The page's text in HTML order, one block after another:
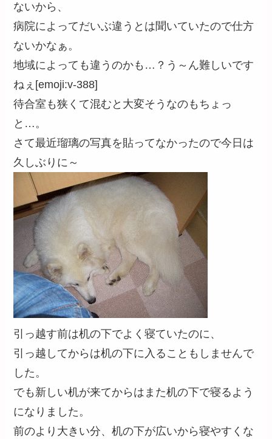
ないから、
病院によってだいぶ違うとは聞いていたので仕方
ないかなぁ。
地域によっても違うのかも…？う～ん難しいです
ねぇ[emoji:v-388]
待合室も狭くて混むと大変そうなのもちょっ
と…。
さて最近瑠璃の写真を貼ってなかったので今日は
久しぶりに～
引っ越す前は机の下でよく寝ていたのに、
引っ越してからは机の下に入ることもしませんで
した。
でも新しい机が来てからはまた机の下で寝るよう
になりました。
前のより大きい分、机の下が広いから寝やすくな